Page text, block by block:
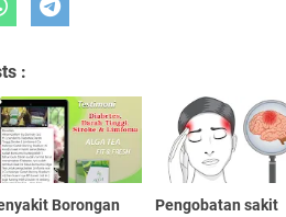
:
Borongan
Pengobatan sakit